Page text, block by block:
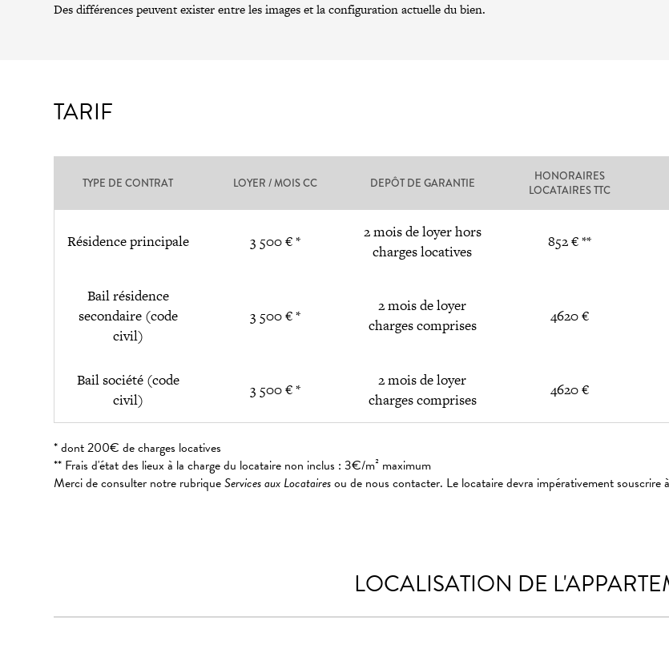
Des différences peuvent exister entre les images et la configuration actuelle du bien.
TARIF
TYPE DE CONTRAT LOYER / MOIS CC DEPÔT DE GARANTIE
HONORAIRES
LOCATAIRES TTC
Résidence principale 3 500 € *
2 mois de loyer hors
charges locatives
852 € **
Bail résidence
secondaire (code
civil)
3 500 € *
2 mois de loyer
charges comprises
4620 €
Bail société (code
civil)
3 500 € *
2 mois de loyer
charges comprises
4620 €
* dont 200€ de charges locatives
** Frais d'état des lieux à la charge du locataire non inclus : 3€/m² maximum
Merci de consulter notre rubriqueServices aux Locatairesou de nous contacter. Le locataire devra impérativement souscrire
LOCALISATION DE